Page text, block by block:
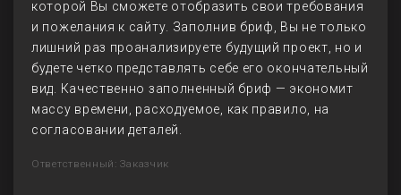
которой Вы сможете отобразить свои требования
и пожелания к сайту. Заполнив бриф, Вы не только
лишний раз проанализируете будущий проект, но и
будете четко представлять себе его окончательный
вид. Качественно заполненный бриф — экономит
массу времени, расходуемое, как правило, на
согласовании деталей.
Ответственный: Заказчик